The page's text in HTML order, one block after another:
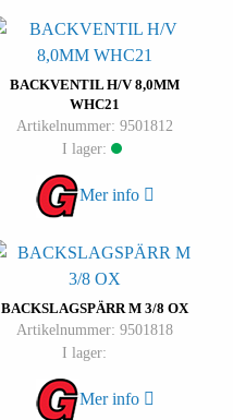
BACKVENTIL H/V 8,0MM
WHC21
Artikelnummer: 9501812
I lager:
Mer info
BACKSLAGSPÄRR M 3/8 OX
Artikelnummer: 9501818
I lager:
Mer info